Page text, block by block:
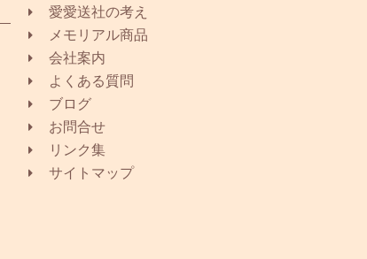
愛愛送社の考え
メモリアル商品
会社案内
よくある質問
ブログ
お問合せ
リンク集
サイトマップ